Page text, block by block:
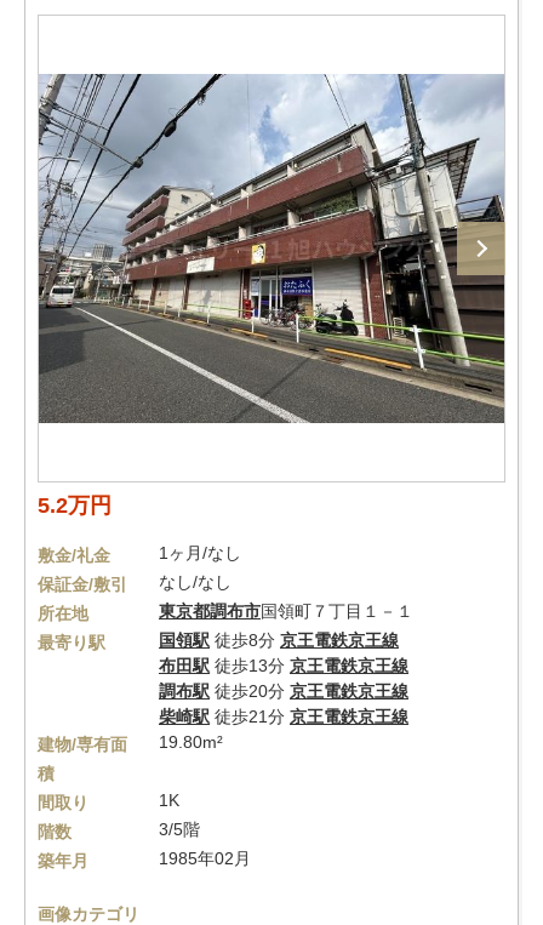
5.2万円
敷金/礼金
1ヶ月/なし
保証金/敷引
なし/なし
所在地
東京都調布市国領町７丁目１－１
最寄り駅
国領駅 徒歩8分 京王電鉄京王線
布田駅 徒歩13分 京王電鉄京王線
調布駅 徒歩20分 京王電鉄京王線
柴崎駅 徒歩21分 京王電鉄京王線
建物/専有面
積
19.80m²
間取り
1K
階数
3/5階
築年月
1985年02月
画像カテゴリ